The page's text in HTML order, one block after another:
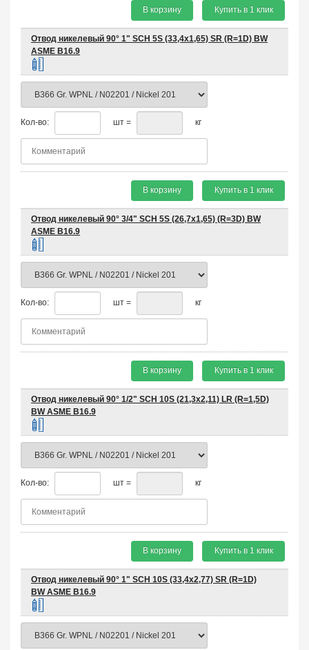
В корзину Купить в 1 клик
Отвод никелевый 90° 1" SCH 5S (33,4х1,65) SR (R=1D) BW
ASME B16.9
Кол-во: шт = кг
В корзину Купить в 1 клик
Отвод никелевый 90° 3/4" SCH 5S (26,7х1,65) (R=3D) BW
ASME B16.9
Кол-во: шт = кг
В корзину Купить в 1 клик
Отвод никелевый 90° 1/2" SCH 10S (21,3х2,11) LR (R=1,5D)
BW ASME B16.9
Кол-во: шт = кг
В корзину Купить в 1 клик
Отвод никелевый 90° 1" SCH 10S (33,4х2,77) SR (R=1D)
BW ASME B16.9